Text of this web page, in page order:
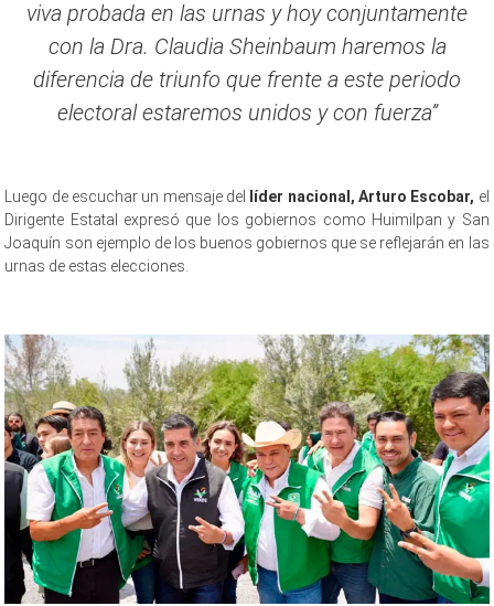
viva probada en las urnas y hoy conjuntamente
con la Dra. Claudia Sheinbaum haremos la
diferencia de triunfo que frente a este periodo
electoral estaremos unidos y con fuerza”
Luego de escuchar un mensaje del líder nacional, Arturo Escobar, el
Dirigente Estatal expresó que los gobiernos como Huimilpan y San
Joaquín son ejemplo de los buenos gobiernos que se reflejarán en las
urnas de estas elecciones.